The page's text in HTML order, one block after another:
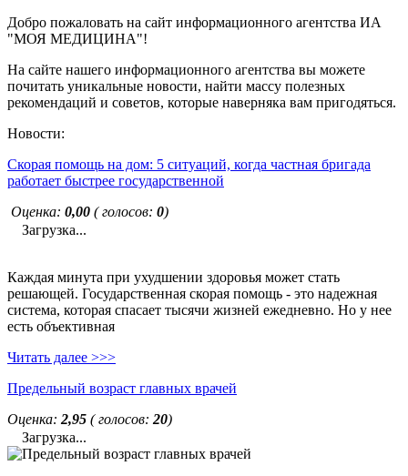
Добро пожаловать на сайт информационного агентства ИА
"МОЯ МЕДИЦИНА"!
На сайте нашего информационного агентства вы можете
почитать уникальные новости, найти массу полезных
рекомендаций и советов, которые наверняка вам пригодяться.
Новости:
Скорая помощь на дом: 5 ситуаций, когда частная бригада
работает быстрее государственной
Оценка: 0,00 ( голосов: 0)
Загрузка...
Каждая минута при ухудшении здоровья может стать
решающей. Государственная скорая помощь - это надежная
система, которая спасает тысячи жизней ежедневно. Но у нее
есть объективная
Читать далее >>>
Предельный возраст главных врачей
Оценка: 2,95 ( голосов: 20)
Загрузка...